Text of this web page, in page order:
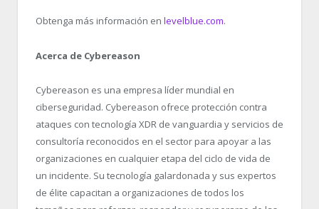
Obtenga más información en levelblue.com.
Acerca de Cybereason
Cybereason es una empresa líder mundial en
ciberseguridad. Cybereason ofrece protección contra
ataques con tecnología XDR de vanguardia y servicios de
consultoría reconocidos en el sector para apoyar a las
organizaciones en cualquier etapa del ciclo de vida de
un incidente. Su tecnología galardonada y sus expertos
de élite capacitan a organizaciones de todos los